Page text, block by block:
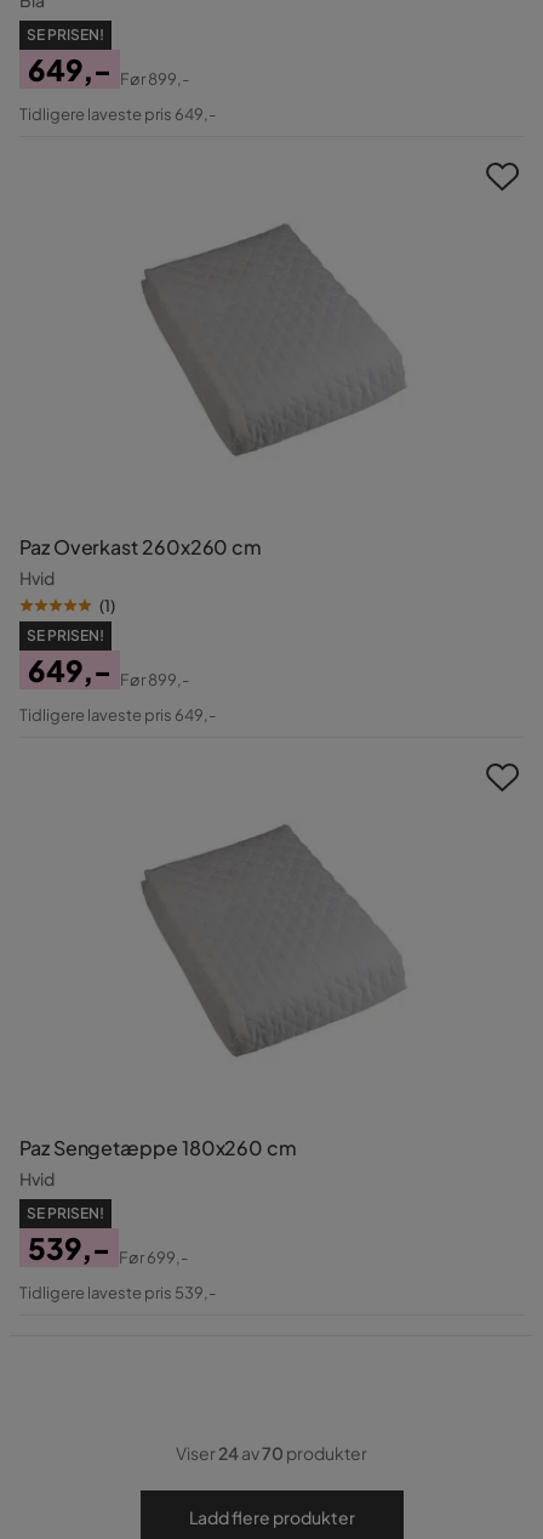
SE PRISEN!
Pris
649,-
Original
Før899,-
Tidligere laveste pris 649,-
Paz Overkast 260x260 cm
Hvid
(1)
SE PRISEN!
Pris
649,-
Original
Før899,-
Tidligere laveste pris 649,-
Paz Sengetæppe 180x260 cm
Hvid
SE PRISEN!
Pris
539,-
Original
Før699,-
Tidligere laveste pris 539,-
Viser24av70 produkter
Ladd flere produkter